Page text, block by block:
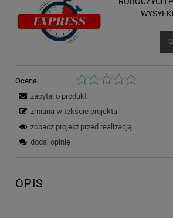
Ocena:
zapytaj o produkt
zmiana w tekście projektu
zobacz projekt przed realizacją
dodaj opinię
OPIS